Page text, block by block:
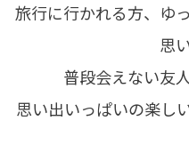
旅行に行かれる方、ゆ
思
普段会えない友
思い出いっぱいの楽し